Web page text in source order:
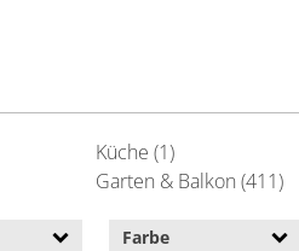
Küche (1)
Garten & Balkon (411)
Farbe